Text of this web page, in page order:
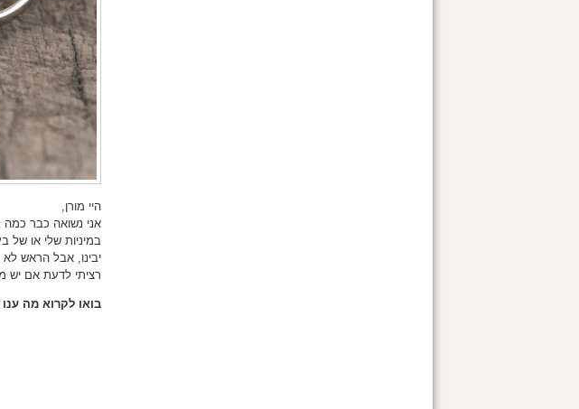
היי מורן,
אני נשואה כבר כמה
במיניות שלי או של
יבינו, אבל הראש
רציתי לדעת אם יש
בואו לקרוא מה